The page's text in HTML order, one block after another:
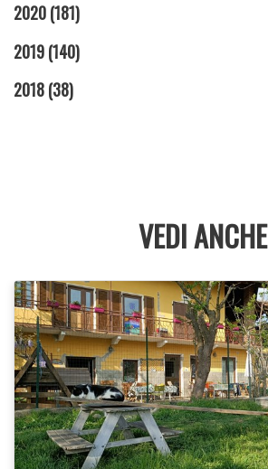
2020(181)
2019(140)
2018(38)
VEDI ANCHE